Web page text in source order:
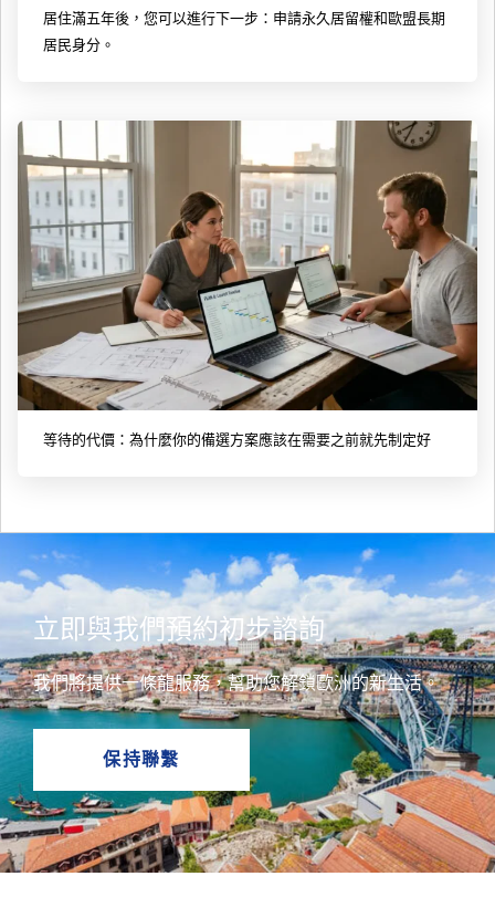
居住滿五年後，您可以進行下一步：申請永久居留權和歐盟長期
居民身分。
等待的代價：為什麼你的備選方案應該在需要之前就先制定好
立即與我們預約初步諮詢
我們將提供一條龍服務，幫助您解鎖歐洲的新生活。
保持聯繫